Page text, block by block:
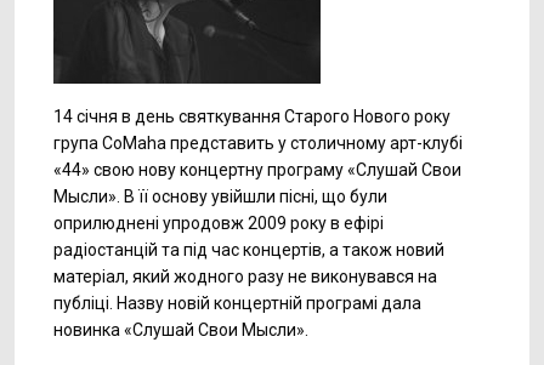
14 січня в день святкування Старого Нового року
група CoMaha представить у столичному арт-клубі
«44» свою нову концертну програму «Слушай Свои
Мысли». В її основу увійшли пісні, що були
оприлюднені упродовж 2009 року в ефірі
радіостанцій та під час концертів, а також новий
матеріал, який жодного разу не виконувався на
публіці. Назву новій концертній програмі дала
новинка «Слушай Свои Мысли».